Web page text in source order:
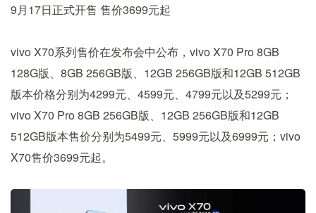
9月17日正式开售 售价3699元起
vivo X70系列售价在发布会中公布，vivo X70 Pro 8GB
128G版、8GB 256GB版、12GB 256GB版和12GB 512GB
版本价格分别为4299元、4599元、4799元以及5299元；
vivo X70 Pro 8GB 256GB版、12GB 256GB版和12GB
512GB版本售价分别为5499元、5999元以及6999元；vivo
X70售价3699元起。